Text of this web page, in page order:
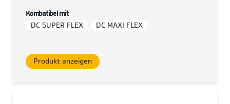
Kombatibel mit
DC SUPER FLEX DC MAXI FLEX
Produkt anzeigen